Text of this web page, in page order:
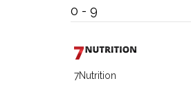
0 - 9
7Nutrition